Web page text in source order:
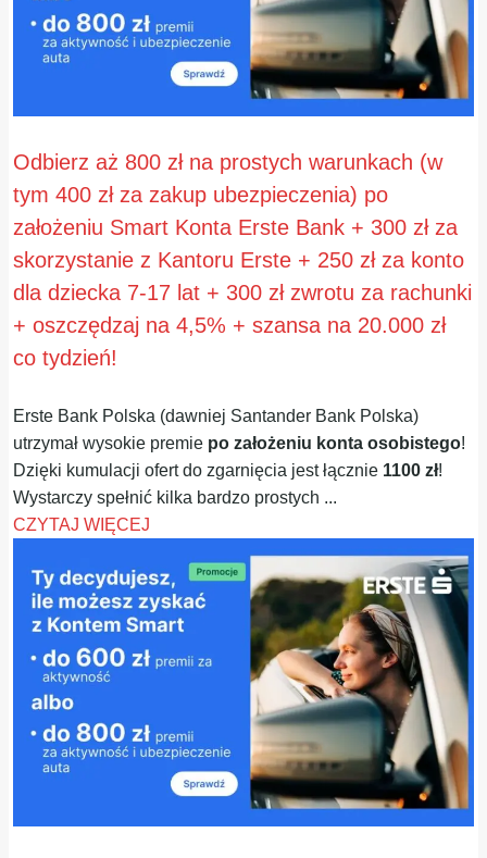
Odbierz aż 800 zł na prostych warunkach (w
tym 400 zł za zakup ubezpieczenia) po
założeniu Smart Konta Erste Bank + 300 zł za
skorzystanie z Kantoru Erste + 250 zł za konto
dla dziecka 7-17 lat + 300 zł zwrotu za rachunki
+ oszczędzaj na 4,5% + szansa na 20.000 zł
co tydzień!
Erste Bank Polska (dawniej Santander Bank Polska)
utrzymał wysokie premie po założeniu konta osobistego!
Dzięki kumulacji ofert do zgarnięcia jest łącznie 1100 zł!
Wystarczy spełnić kilka bardzo prostych ...
CZYTAJ WIĘCEJ